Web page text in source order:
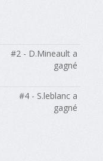
#2 - D.Mineault a
gagné
#4 - S.leblanc a
gagné